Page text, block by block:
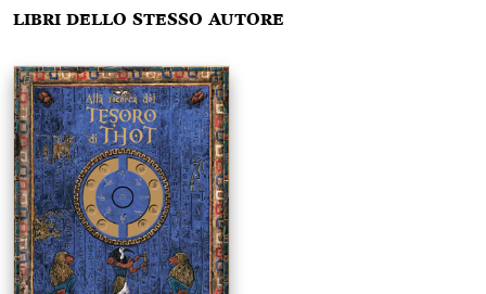
Libri dello stesso autore